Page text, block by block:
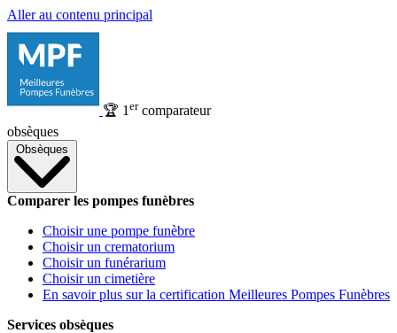
Aller au contenu principal
🏆 1 ercomparateur
obsèques
Obsèques
Comparer les pompes funèbres
Choisir une pompe funèbre
Choisir un crematorium
Choisir un funérarium
Choisir un cimetière
En savoir plus sur la certification Meilleures Pompes Funèbres
Services obsèques